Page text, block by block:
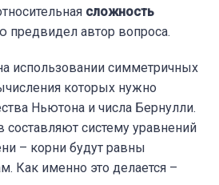
сложность
предвидел автор вопроса.
использовании симметричных
которых нужно
Ньютона и числа Бернулли.
составляют систему уравнений
– корни будут равны
Как именно это делается –